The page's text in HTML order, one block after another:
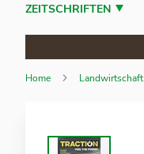
ZEITSCHRIFTEN
Home Landwirtschaft
Ende